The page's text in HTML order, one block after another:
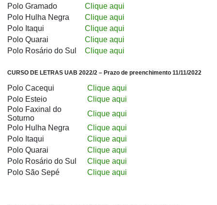
Polo Gramado
Clique aqui
Polo Hulha Negra
Clique aqui
Polo Itaqui
Clique aqui
Polo Quarai
Clique aqui
Polo Rosário do Sul
Clique aqui
CURSO DE LETRAS UAB 2022/2 – Prazo de preenchimento 11/11/2022
Polo Cacequi
Clique aqui
Polo Esteio
Clique aqui
Polo Faxinal do
Soturno
Clique aqui
Polo Hulha Negra
Clique aqui
Polo Itaqui
Clique aqui
Polo Quarai
Clique aqui
Polo Rosário do Sul
Clique aqui
Polo São Sepé
Clique aqui